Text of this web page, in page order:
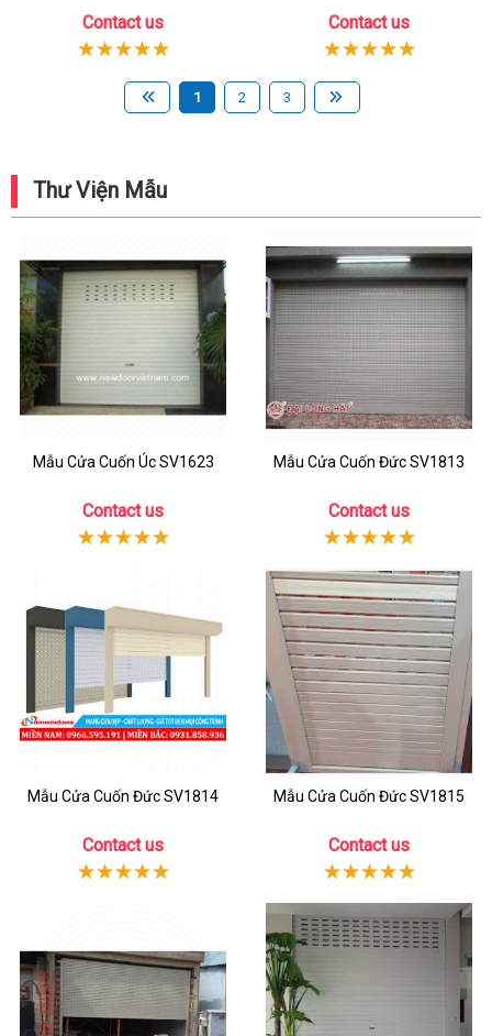
Contact us Contact us
1 2 3
Thư Viện Mẫu
Mẫu Cửa Cuốn Úc SV1623
Contact us
Mẫu Cửa Cuốn Đức SV1813
Contact us
Mẫu Cửa Cuốn Đức SV1814
Contact us
Mẫu Cửa Cuốn Đức SV1815
Contact us